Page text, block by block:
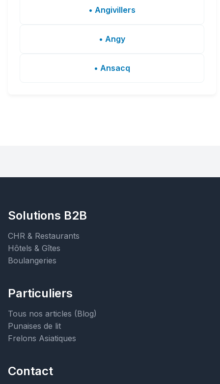
• Angivillers
• Angy
• Ansacq
Solutions B2B
CHR & Restaurants
Hôtels & Gîtes
Boulangeries
Particuliers
Tous nos articles (Blog)
Punaises de lit
Frelons Asiatiques
Contact